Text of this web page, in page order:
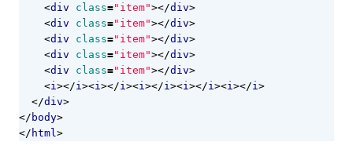
<div class="item"></div>
<div class="item"></div>
<div class="item"></div>
<div class="item"></div>
<div class="item"></div>
<i ></i ><i ></i ><i ></i ><i ></i ><i ></i >
</div>
</ body>
</ html >